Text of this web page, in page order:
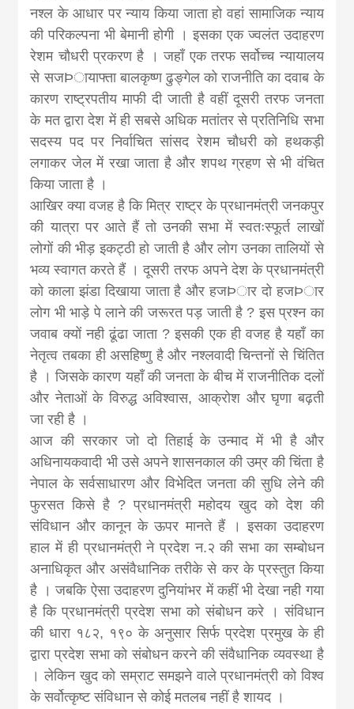
नश्ल के आधार पर न्याय किया जाता हो वहां सामाजिक न्याय
की परिकल्पना भी बेमानी होगी । इसका एक ज्वलंत उदाहरण
रेशम चौधरी प्रकरण है । जहाँ एक तरफ सर्वोच्च न्यायालय
से सजÞायाफ्ता बालकृष्ण ढुङ्गेल को राजनीति का दवाब के
कारण राष्ट्रपतीय माफी दी जाती है वहीं दूसरी तरफ जनता
के मत द्वारा देश में ही सबसे अधिक मतांतर से प्रतिनिधि सभा
सदस्य पद पर निर्वाचित सांसद रेशम चौधरी को हथकड़ी
लगाकर जेल में रखा जाता है और शपथ ग्रहण से भी वंचित
किया जाता है ।
आखिर क्या वजह है कि मित्र राष्ट्र के प्रधानमंत्री जनकपुर
की यात्रा पर आते हैं तो उनकी सभा में स्वतःस्फूर्त लाखों
लोगों की भीड़ इकट्ठी हो जाती है और लोग उनका तालियों से
भव्य स्वागत करते हैं । दूसरी तरफ अपने देश के प्रधानमंत्री
को काला झंडा दिखाया जाता है और हजÞार दो हजÞार
लोग भी भाड़े पे लाने की जरूरत पड़ जाती है ? इस प्रश्न का
जवाब क्यों नही ढूंढा जाता ? इसकी एक ही वजह है यहाँ का
नेतृत्व तबका ही असहिष्णु है और नश्लवादी चिन्तनों से चिंतित
है । जिसके कारण यहाँ की जनता के बीच में राजनीतिक दलों
और नेताओं के विरुद्ध अविश्वास, आक्रोश और घृणा बढ़ती
जा रही है ।
आज की सरकार जो दो तिहाई के उन्माद में भी है और
अधिनायकवादी भी उसे अपने शासनकाल की उम्र की चिंता है
नेपाल के सर्वसाधारण और विभेदित जनता की सुधि लेने की
फुरसत किसे है ? प्रधानमंत्री महोदय खुद को देश की
संविधान और कानून के ऊपर मानते हैं । इसका उदाहरण
हाल में ही प्रधानमंत्री ने प्रदेश न.२ की सभा का सम्बोधन
अनाधिकृत और असंवैधानिक तरीके से कर के प्रस्तुत किया
है । जबकि ऐसा उदाहरण दुनियांभर में कहीं भी देखा नही गया
है कि प्रधानमंत्री प्रदेश सभा को संबोधन करे । संविधान
की धारा १८२, १९० के अनुसार सिर्फ प्रदेश प्रमुख के ही
द्वारा प्रदेश सभा को संबोधन करने की संवैधानिक व्यवस्था है
। लेकिन खुद को सम्राट समझने वाले प्रधानमंत्री को विश्व
के सर्वोत्कृष्ट संविधान से कोई मतलब नहीं है शायद ।